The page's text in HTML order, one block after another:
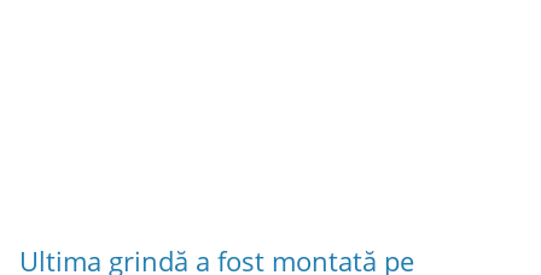
Ultima grindă a fost montată pe